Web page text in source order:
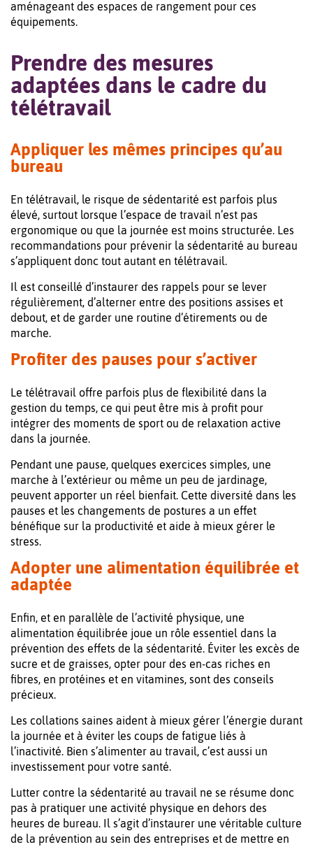
aménageant des espaces de rangement pour ces
équipements.
Prendre des mesures
adaptées dans le cadre du
télétravail
Appliquer les mêmes principes qu’au
bureau
En télétravail, le risque de sédentarité est parfois plus
élevé, surtout lorsque l’espace de travail n’est pas
ergonomique ou que la journée est moins structurée. Les
recommandations pour prévenir la sédentarité au bureau
s’appliquent donc tout autant en télétravail.
Il est conseillé d’instaurer des rappels pour se lever
régulièrement, d’alterner entre des positions assises et
debout, et de garder une routine d’étirements ou de
marche.
Profiter des pauses pour s’activer
Le télétravail offre parfois plus de flexibilité dans la
gestion du temps, ce qui peut être mis à profit pour
intégrer des moments de sport ou de relaxation active
dans la journée.
Pendant une pause, quelques exercices simples, une
marche à l’extérieur ou même un peu de jardinage,
peuvent apporter un réel bienfait. Cette diversité dans les
pauses et les changements de postures a un effet
bénéfique sur la productivité et aide à mieux gérer le
stress.
Adopter une alimentation équilibrée et
adaptée
Enfin, et en parallèle de l’activité physique, une
alimentation équilibrée joue un rôle essentiel dans la
prévention des effets de la sédentarité. Éviter les excès de
sucre et de graisses, opter pour des en-cas riches en
fibres, en protéines et en vitamines, sont des conseils
précieux.
Les collations saines aident à mieux gérer l’énergie durant
la journée et à éviter les coups de fatigue liés à
l’inactivité. Bien s’alimenter au travail, c’est aussi un
investissement pour votre santé.
Lutter contre la sédentarité au travail ne se résume donc
pas à pratiquer une activité physique en dehors des
heures de bureau. Il s’agit d’instaurer une véritable culture
de la prévention au sein des entreprises et de mettre en